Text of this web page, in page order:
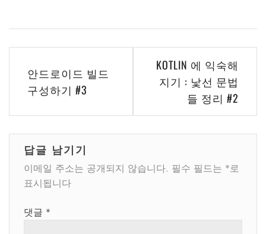
안드로이드 빌드
구성하기 #3
KOTLIN 에 익숙해
지기 : 낯선 문법
들 정리 #2
답글 남기기
이메일 주소는 공개되지 않습니다. 필수 필드는 *로
표시됩니다
댓글 *